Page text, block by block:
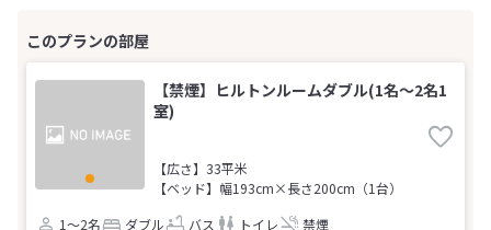
【禁煙】ヒルトンルームダブル(1名～2名1
室)
【広さ】33平米
【ベッド】幅193cm×長さ200cm（1台）
1～2名
ダブル バス トイレ 禁煙